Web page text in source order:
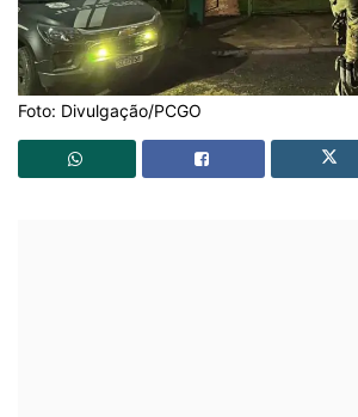
Foto: Divulgação/PCGO